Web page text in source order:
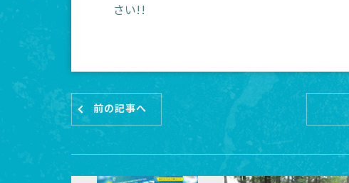
さい!!
前の記事へ